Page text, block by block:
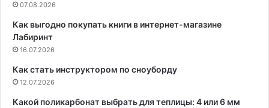
07.08.2026
Как выгодно покупать книги в интернет-магазине
Лабиринт
16.07.2026
Как стать инструктором по сноуборду
12.07.2026
Какой поликарбонат выбрать для теплицы: 4 или 6 мм